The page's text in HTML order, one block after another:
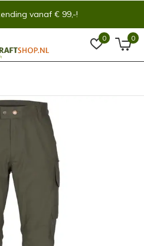
0 0
vanaf € 99,-!